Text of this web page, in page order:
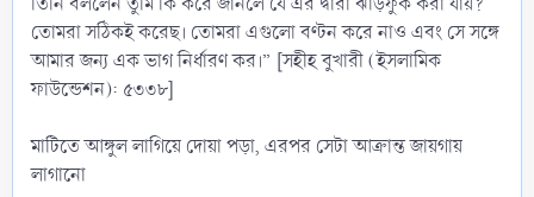
তোমরা সঠিকই করেছ। তোমরা এগুলো বণ্টন করে নাও এবং সে সঙ্গে
আমার জন্য এক ভাগ নির্ধারণ কর।” [সহীহ বুখারী (ইসলামিক
ফাউন্ডেশন): ৫৩৩৮]
মাটিতে আঙ্গুল লাগিয়ে দোয়া পড়া, এরপর সেটা আক্রান্ত জায়গায়
লাগানো